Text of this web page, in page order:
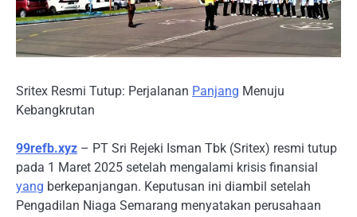
Sritex Resmi Tutup: Perjalanan Panjang Menuju
Kebangkrutan
99refb.xyz – PT Sri Rejeki Isman Tbk (Sritex) resmi tutup
pada 1 Maret 2025 setelah mengalami krisis finansial
yang berkepanjangan. Keputusan ini diambil setelah
Pengadilan Niaga Semarang menyatakan perusahaan